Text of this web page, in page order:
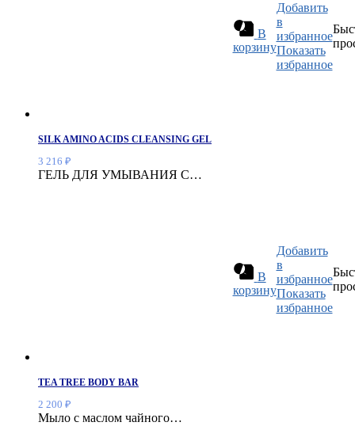
В
корзину
Добавить
в
избранное
Показать
избранное
SILK AMINO ACIDS CLEANSING GEL
3 216 ₽
ГЕЛЬ ДЛЯ УМЫВАНИЯ С…
В
корзину
Добавить
в
избранное
Показать
избранное
TEA TREE BODY BAR
2 200 ₽
Мыло с маслом чайного…